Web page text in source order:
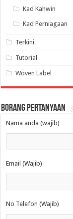
Kad Kahwin
Kad Perniagaan
Terkini
Tutorial
Woven Label
Borang Pertanyaan
Nama anda (wajib)
Email (Wajib)
No Telefon (Wajib)